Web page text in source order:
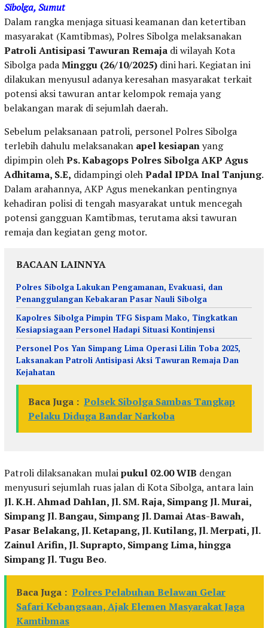
Sibolga, Sumut
Dalam rangka menjaga situasi keamanan dan ketertiban
masyarakat (Kamtibmas), Polres Sibolga melaksanakan
Patroli Antisipasi Tawuran Remaja di wilayah Kota
Sibolga padaMinggu (26/10/2025) dini hari. Kegiatan ini
dilakukan menyusul adanya keresahan masyarakat terkait
potensi aksi tawuran antar kelompok remaja yang
belakangan marak di sejumlah daerah.
Sebelum pelaksanaan patroli, personel Polres Sibolga
terlebih dahulu melaksanakan apel kesiapanyang
dipimpin olehPs. Kabagops Polres Sibolga AKP Agus
Adhitama, S.E, didampingi olehPadal IPDA Inal Tanjung.
Dalam arahannya, AKP Agus menekankan pentingnya
kehadiran polisi di tengah masyarakat untuk mencegah
potensi gangguan Kamtibmas, terutama aksi tawuran
remaja dan kegiatan geng motor.
BACAAN LAINNYA
Polres Sibolga Lakukan Pengamanan, Evakuasi, dan
Penanggulangan Kebakaran Pasar Nauli Sibolga
Kapolres Sibolga Pimpin TFG Sispam Mako, Tingkatkan
Kesiapsiagaan Personel Hadapi Situasi Kontinjensi
Personel Pos Yan Simpang Lima Operasi Lilin Toba 2025,
Laksanakan Patroli Antisipasi Aksi Tawuran Remaja Dan
Kejahatan
Baca Juga : Polsek Sibolga Sambas Tangkap
Pelaku Diduga Bandar Narkoba
Patroli dilaksanakan mulaipukul 02.00 WIB dengan
menyusuri sejumlah ruas jalan di Kota Sibolga, antara lain
Jl. K.H. Ahmad Dahlan, Jl. SM. Raja, Simpang Jl. Murai,
Simpang Jl. Bangau, Simpang Jl. Damai Atas-Bawah,
Pasar Belakang, Jl. Ketapang, Jl. Kutilang, Jl. Merpati, Jl.
Zainul Arifin, Jl. Suprapto, Simpang Lima, hingga
Simpang Jl. Tugu Beo.
Baca Juga : Polres Pelabuhan Belawan Gelar
Safari Kebangsaan, Ajak Elemen Masyarakat Jaga
Kamtibmas